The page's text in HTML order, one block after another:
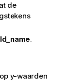
de
.
y-waarden